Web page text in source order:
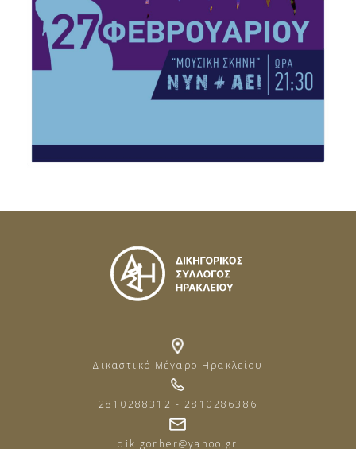
Δικαστικό Μέγαρο Ηρακλείου
2810288312 - 2810286386
dikigorher@yahoo.gr